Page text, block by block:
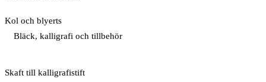
Kol och blyerts
Bläck, kalligrafi och tillbehör
Skaft till kalligrafistift